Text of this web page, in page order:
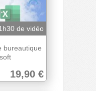
de vidéo
bureautique
19,90 €